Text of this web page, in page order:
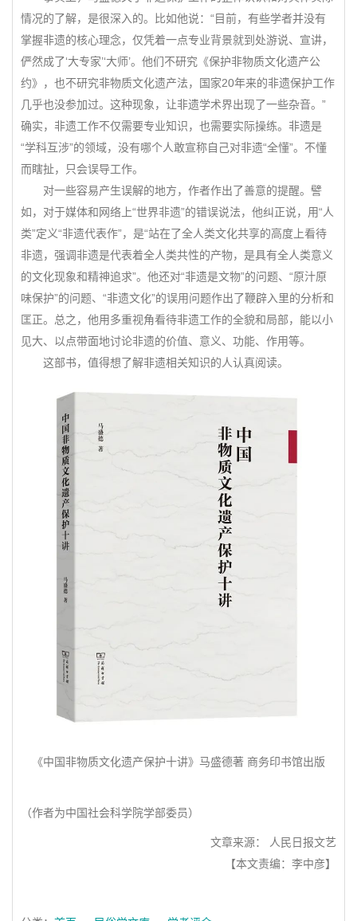
情况的了解，是很深入的。比如他说：“目前，有些学者并没有
掌握非遗的核心理念，仅凭着一点专业背景就到处游说、宣讲，
俨然成了‘大专家’‘大师’。他们不研究《保护非物质文化遗产公
约》，也不研究非物质文化遗产法，国家20年来的非遗保护工作
几乎也没参加过。这种现象，让非遗学术界出现了一些杂音。”
确实，非遗工作不仅需要专业知识，也需要实际操练。非遗是
“学科互涉”的领域，没有哪个人敢宣称自己对非遗“全懂”。不懂
而瞎扯，只会误导工作。
对一些容易产生误解的地方，作者作出了善意的提醒。譬
如，对于媒体和网络上“世界非遗”的错误说法，他纠正说，用“人
类”定义“非遗代表作”，是“站在了全人类文化共享的高度上看待
非遗，强调非遗是代表着全人类共性的产物，是具有全人类意义
的文化现象和精神追求”。他还对“非遗是文物”的问题、“原汁原
味保护”的问题、“非遗文化”的误用问题作出了鞭辟入里的分析和
匡正。总之，他用多重视角看待非遗工作的全貌和局部，能以小
见大、以点带面地讨论非遗的价值、意义、功能、作用等。
这部书，值得想了解非遗相关知识的人认真阅读。
《中国非物质文化遗产保护十讲》马盛德著 商务印书馆出版
（作者为中国社会科学院学部委员）
文章来源： 人民日报文艺
【本文责编：李中彦】